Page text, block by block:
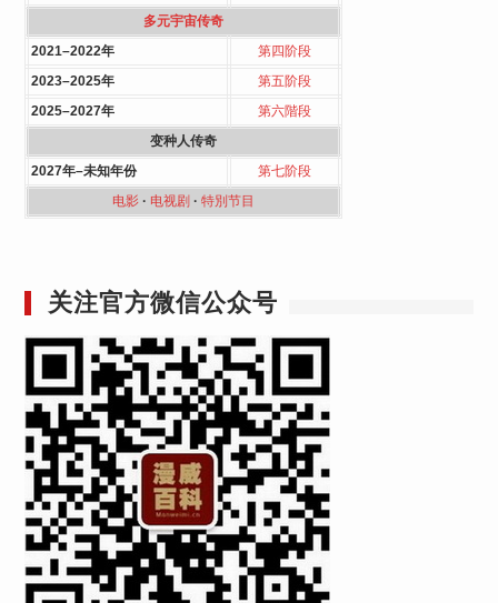
多元宇宙传奇
2021–2022年
第四阶段
2023–2025年
第五阶段
2025–2027年
第六階段
变种人传奇
2027年–未知年份
第七阶段
电影· 电视剧 · 特別节目
关注官方微信公众号